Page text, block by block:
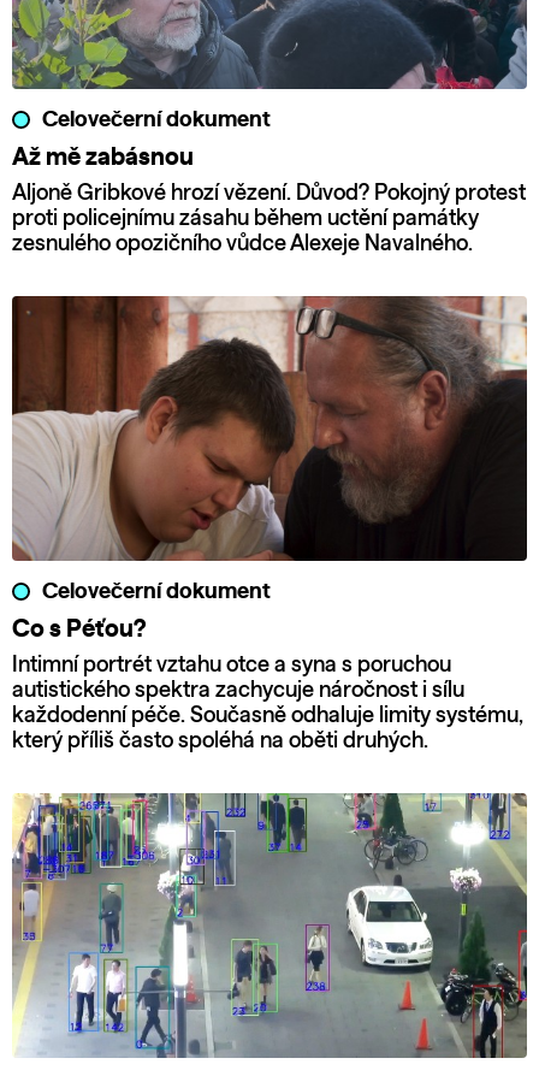
Celovečerní dokument
Až mě zabásnou
Aljoně Gribkové hrozí vězení. Důvod? Pokojný protest
proti policejnímu zásahu během uctění památky
zesnulého opozičního vůdce Alexeje Navalného.
Celovečerní dokument
Co s Péťou?
Intimní portrét vztahu otce a syna s poruchou
autistického spektra zachycuje náročnost i sílu
každodenní péče. Současně odhaluje limity systému,
který příliš často spoléhá na oběti druhých.